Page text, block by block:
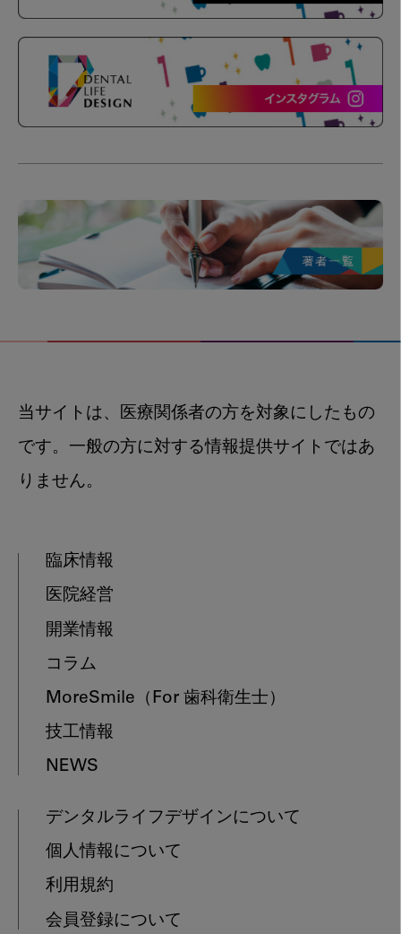
当サイトは、医療関係者の方を対象にしたもの
です。一般の方に対する情報提供サイトではあ
りません。
臨床情報
医院経営
開業情報
コラム
MoreSmile （For 歯科衛生士）
技工情報
NEWS
デンタルライフデザインについて
個人情報について
利用規約
会員登録について